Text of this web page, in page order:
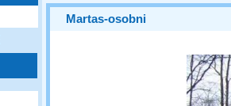
Martas-osobni